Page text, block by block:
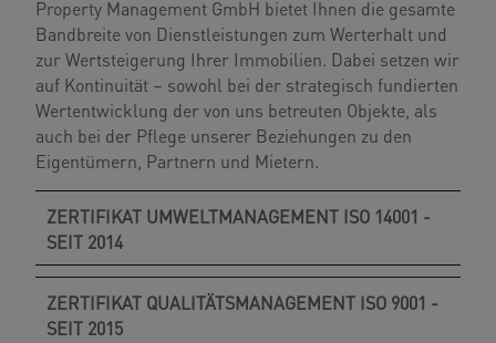
Property Management GmbH bietet Ihnen die gesamte
Bandbreite von Dienstleistungen zum Werterhalt und
zur Wertsteigerung Ihrer Immobilien. Dabei setzen wir
auf Kontinuität – sowohl bei der strategisch fundierten
Wertentwicklung der von uns betreuten Objekte, als
auch bei der Pflege unserer Beziehungen zu den
Eigentümern, Partnern und Mietern.
ZERTIFIKAT UMWELTMANAGEMENT ISO 14001 -
SEIT 2014
ZERTIFIKAT QUALITÄTSMANAGEMENT ISO 9001 -
SEIT 2015